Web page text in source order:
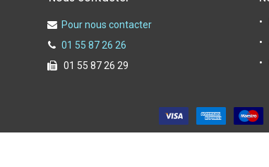
Pour nous contacter
01 55 87 26 26
01 55 87 26 29